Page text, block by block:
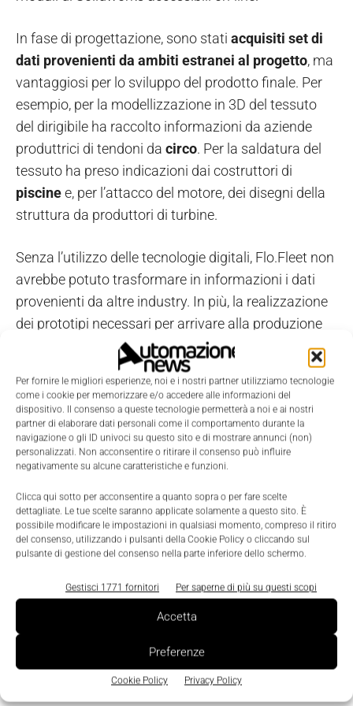
Per fornire le migliori esperienze, noi e i nostri partner utilizziamo tecnologie
come i cookie per memorizzare e/o accedere alle informazioni del
dispositivo. Il consenso a queste tecnologie permetterà a noi e ai nostri
partner di elaborare dati personali come il comportamento durante la
navigazione o gli ID univoci su questo sito e di mostrare annunci (non)
personalizzati. Non acconsentire o ritirare il consenso può influire
negativamente su alcune caratteristiche e funzioni.
Clicca qui sotto per acconsentire a quanto sopra o per fare scelte
dettagliate. Le tue scelte saranno applicate solamente a questo sito. È
possibile modificare le impostazioni in qualsiasi momento, compreso il ritiro
del consenso, utilizzando i pulsanti della Cookie Policy o cliccando sul
pulsante di gestione del consenso nella parte inferiore dello schermo.
Gestisci 1771 fornitori Per saperne di più su questi scopi
Accetta
Preferenze
Cookie Policy Privacy Policy
In fase di progettazione, sono stati acquisiti set di
dati provenienti da ambiti estranei al progetto, ma
vantaggiosi per lo sviluppo del prodotto finale. Per
esempio, per la modellizzazione in 3D del tessuto
del dirigibile ha raccolto informazioni da aziende
produttrici di tendoni da circo. Per la saldatura del
tessuto ha preso indicazioni dai costruttori di
piscinee, per l’attacco del motore, dei disegni della
struttura da produttori di turbine.
Senza l’utilizzo delle tecnologie digitali, Flo.Fleet non
avrebbe potuto trasformare in informazioni i dati
provenienti da altre industry. In più, la realizzazione
dei prototipi necessari per arrivare alla produzione
sarebbe stata molto più costosa.Il prodotto è in
costante evoluzione,grazie ai feedback del
mercato che ne alimentano il Digital Twin.
MaCh3D: prototipazione virtuale
per dinamometro portatile
Con la simulazione e la prototipazione virtuale,
MaCh3D ha sviluppato un innovativodinamometro
per prove sui materiali. Ha così dimezzato i tempi
prototipazioni fisiche. Non solo, ma grazie agli
strumenti digitali il prodotto è stato ottimizzato in
tempi rapidi, senza bisogno di prototipazioni
intermedie. La messa in produzione ha richiesto poi
solo affinamenti ergonomici.